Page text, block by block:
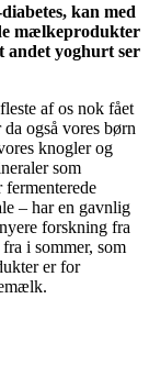
kan med
mælkeprodukter
andet yoghurt ser
af os nok fået
også vores børn
knogler og
som
– har en gavnlig
forskning fra
i sommer, som
er for